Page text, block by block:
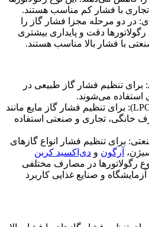
با فشار کم مناسب هستند.
در دو مرحله مجزا فشار گاز را
دقت و پایداری بیشتری
با فشار بالا مناسب هستند.
برای تنظیم فشار گاز طبیعی در
می‌شوند.
رگولاتورهای گاز مایع (LPG): برای تنظیم فشار گاز مایع مانند
خانگی، تجاری و صنعتی استفاده
برای تنظیم فشار انواع گازهای
آرگون و دی‌اکسید کربن
رگولاتورها در مصارف مختلفی
و صنایع غذایی کاربرد